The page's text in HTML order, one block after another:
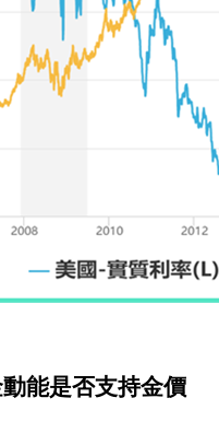
能是否支持金價